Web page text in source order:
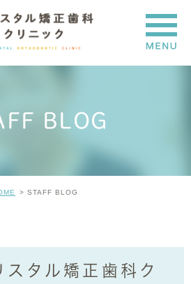
BLOG
STAFF BLOG
タル矯正歯科ク